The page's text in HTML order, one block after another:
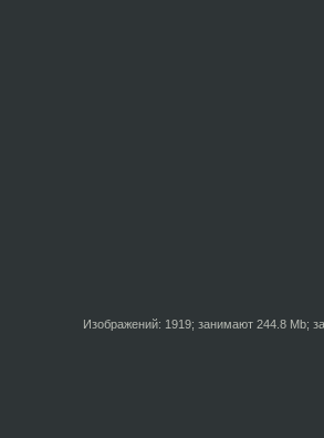
Изображений: 1919; занимают 244.8 Mb;